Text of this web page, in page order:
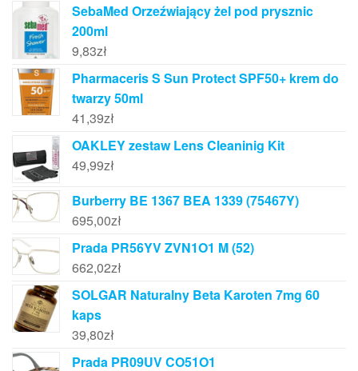
SebaMed Orzeźwiający żel pod prysznic
200ml
9,83zł
Pharmaceris S Sun Protect SPF50+ krem do
twarzy 50ml
41,39zł
OAKLEY zestaw Lens Cleaninig Kit
49,99zł
Burberry BE 1367 BEA 1339 (75467Y)
695,00zł
Prada PR56YV ZVN1O1 M (52)
662,02zł
SOLGAR Naturalny Beta Karoten 7mg 60
kaps
39,80zł
Prada PR09UV CO51O1